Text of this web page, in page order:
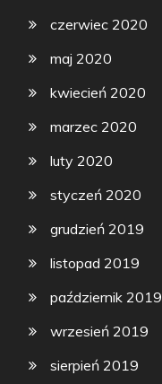
czerwiec 2020
maj 2020
kwiecień 2020
marzec 2020
luty 2020
styczeń 2020
grudzień 2019
listopad 2019
październik 2019
wrzesień 2019
sierpień 2019